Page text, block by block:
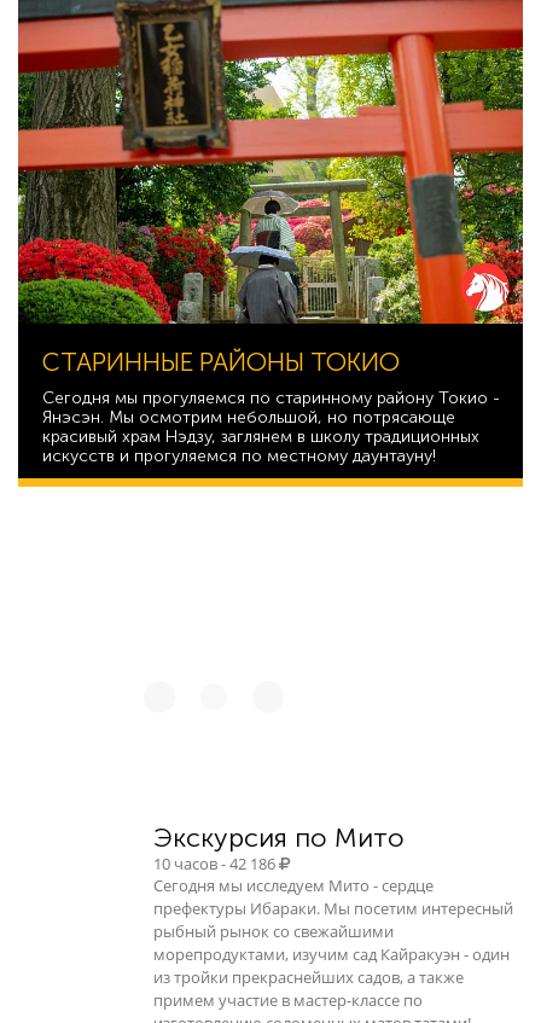
СТАРИННЫЕ РАЙОНЫ ТОКИО
Сегодня мы прогуляемся по старинному району Токио -
Янэсэн. Мы осмотрим небольшой, но потрясающе
красивый храм Нэдзу, заглянем в школу традиционных
искусств и прогуляемся по местному даунтауну!
Экскурсия по Мито
10 часов - 42 186
Сегодня мы исследуем Мито - сердце
префектуры Ибараки. Мы посетим интересный
рыбный рынок со свежайшими
морепродуктами, изучим сад Кайракуэн - один
из тройки прекраснейших садов, а также
примем участие в мастер-классе по